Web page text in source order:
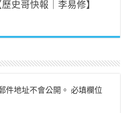
史哥快報｜李易修】
件地址不會公開。 必填欄位